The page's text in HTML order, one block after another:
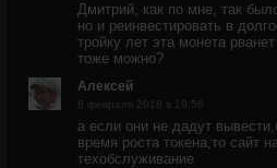
Дмитрий, как по мне, так
но и реинвестировать в
тройку лет эта монета
тоже можно?
Алексей
8 февраля 2018 в 19:56
а если они не дадут
время роста токена,то сайт
техобслуживание